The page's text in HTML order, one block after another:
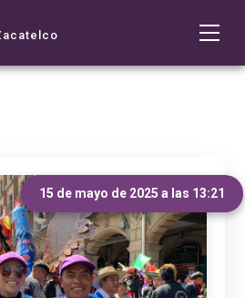
15 de mayo de 2025 a las 13:21